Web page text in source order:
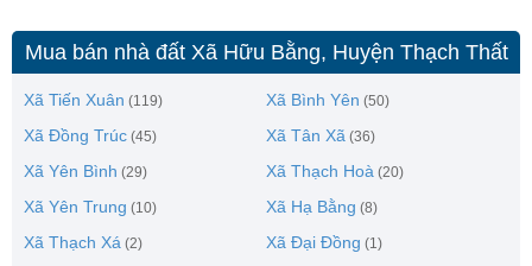
Mua bán nhà đất Xã Hữu Bằng, Huyện Thạch Thất
Xã Tiến Xuân (119) Xã Bình Yên (50)
Xã Đồng Trúc (45) Xã Tân Xã (36)
Xã Yên Bình (29) Xã Thạch Hoà (20)
Xã Yên Trung (10) Xã Hạ Bằng (8)
Xã Thạch Xá (2) Xã Đại Đồng (1)